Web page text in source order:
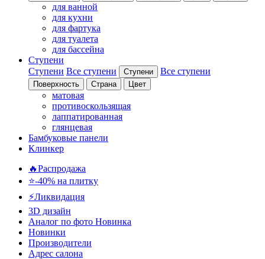
для ванной
для кухни
для фартука
для туалета
для бассейна
Ступени
Ступени Все ступени Ступени Все ступени
Поверхность Страна Цвет
матовая
противоскользящая
лаппатированная
глянцевая
Бамбуковые панели
Клинкер
🔥Распродажа
⭐-40% на плитку
⚡️Ликвидация
3D дизайн
Аналог по фото Новинка
Новинки
Производители
Адрес салона